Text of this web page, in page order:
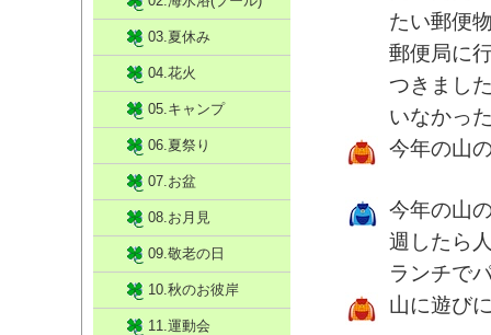
たい郵便
郵便局に
つきまし
いなかっ
今年の山
今年の山
週したら
ランチで
山に遊び
03.夏休み
04.花火
05.キャンプ
06.夏祭り
07.お盆
08.お月見
09.敬老の日
10.秋のお彼岸
11.運動会